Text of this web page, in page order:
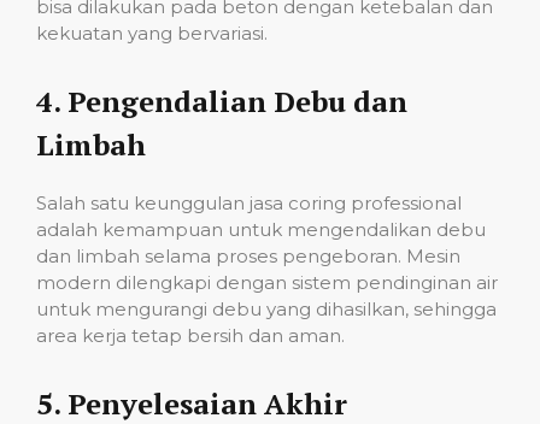
bisa dilakukan pada beton dengan ketebalan dan
kekuatan yang bervariasi.
4. Pengendalian Debu dan
Limbah
Salah satu keunggulan jasa coring professional
adalah kemampuan untuk mengendalikan debu
dan limbah selama proses pengeboran. Mesin
modern dilengkapi dengan sistem pendinginan air
untuk mengurangi debu yang dihasilkan, sehingga
area kerja tetap bersih dan aman.
5. Penyelesaian Akhir